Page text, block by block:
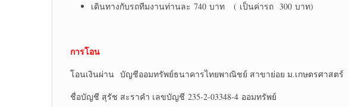
เดินทางกับรถทีมงานท่านละ 740 บาท ( เป็นค่ารถ 300 บาท)
การโอน
โอนเงินผ่าน บัญชีออมทรัพย์ธนาคารไทยพาณิชย์ สาขาย่อย ม.เกษตรศาสตร์
ชื่อบัญชี สุรัช สะราคำ เลขบัญชี 235-2-03348-4 ออมทรัพย์